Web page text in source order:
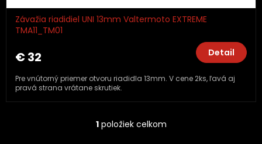
Závažia riadidiel UNI 13mm Valtermoto EXTREME
TMA11_TM01
€ 32 Detail
Pre vnútorný priemer otvoru riadidla 13mm. V cene 2ks, ľavá aj
pravá strana vrátane skrutiek.
O
1položiek celkom